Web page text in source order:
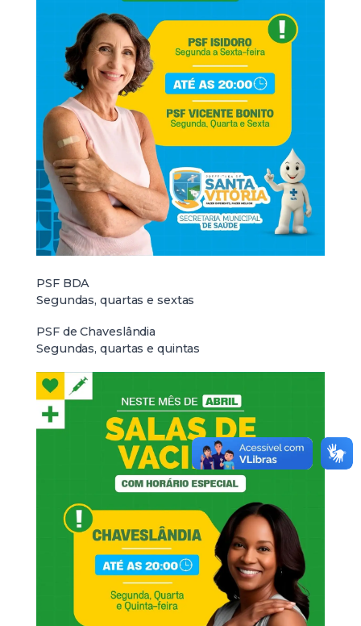
PSF BDA
Segundas, quartas e sextas
PSF de Chaveslândia
Segundas, quartas e quintas